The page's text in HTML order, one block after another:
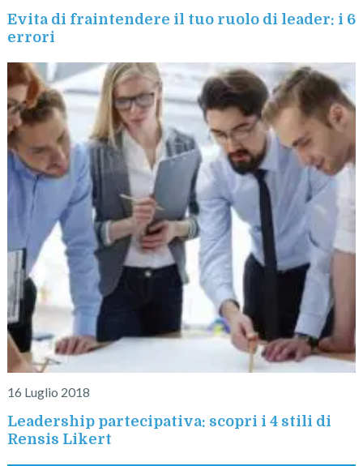
Evita di fraintendere il tuo ruolo di leader: i 6
errori
16 Luglio 2018
Leadership partecipativa: scopri i 4 stili di
Rensis Likert